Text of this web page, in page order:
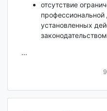
отсутствие
профессиональной
установленных
...